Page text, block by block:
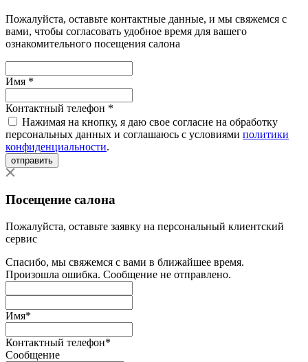
Пожалуйста, оставьте контактные данные, и мы свяжемся с
вами, чтобы согласовать удобное время для вашего
ознакомительного посещения салона
Имя *
Контактный телефон *
Нажимая на кнопку, я даю свое согласие на обработку
персональных данных и соглашаюсь с условиями политики
конфиденциальности.
отправить
Посещение салона
Пожалуйста, оставьте заявку на персональный клиентский
сервис
Спасибо, мы свяжемся с вами в ближайшее время.
Произошла ошибка. Сообщение не отправлено.
Имя*
Контактный телефон*
Сообщение